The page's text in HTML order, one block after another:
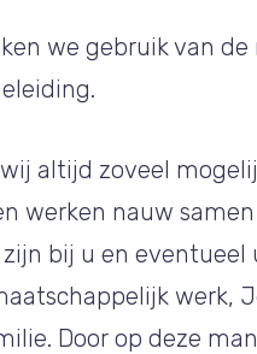
we gebruik van
altijd zoveel
werken nauw
bij u en eventueel
werk,
Door op deze